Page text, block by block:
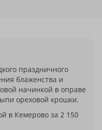
праздничного
блаженства и
начинкой в оправе
ореховой крошки.
в Кемерово за 2 150